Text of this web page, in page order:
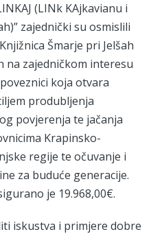
(LINk KAjkavianu i
zajednički su osmislili
Šmarje pri Jelšah
na zajedničkom interesu
koja otvara
produbljenja
povjerenja te jačanja
Krapinsko-
regije te očuvanje i
za buduće generacije.
je 19.968,00€.
iskustva i primjere dobre